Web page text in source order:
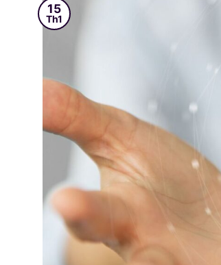
15
Th1